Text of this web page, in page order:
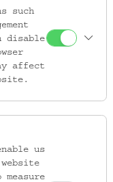
such
disable
affect
us
measure